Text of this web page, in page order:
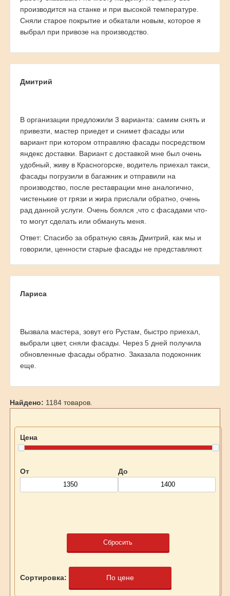
производится на станке и при высокой температуре.
Сняли старое покрытие и обкатали новым, которое я
выбрал при привозе на производство.
Дмитрий
В организации предложили 3 варианта: самим снять и
привезти, мастер приедет и снимет фасады или
вариант при котором отправляю фасады посредством
яндекс доставки. Вариант с доставкой мне был очень
удобный, живу в Красногорске, водитель приехал такси,
фасады погрузили в багажник и отправили на
производство, после реставрации мне аналогично,
чистенькие от грязи и жира прислали обратно, очень
рад данной услуги. Очень боялся ,что с фасадами что-
то могут сделать или обмануть меня.
Ответ: Спасибо за обратную связь Дмитрий, как мы и
говорили, ценности старые фасады не представляют.
Лариса
Вызвала мастера, зовут его Рустам, быстро приехал,
выбрали цвет, сняли фасады. Через 5 дней получила
обновленные фасады обратно. Заказала подоконник
еще.
Найдено: 1184 товаров.
Цена
От До
Сбросить
Сортировка: По цене